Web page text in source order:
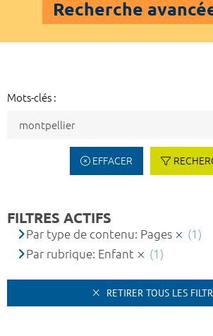
Recherche
Mots-clés :
EFFACER
FILTRES ACTIFS
Par type de contenu: Pages
(1)
Par rubrique: Enfant
(1)
RETIRER TOUS LES